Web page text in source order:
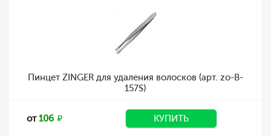
Пинцет ZINGER для удаления волосков (арт. zo-B-
157S)
от106 КУПИТЬ